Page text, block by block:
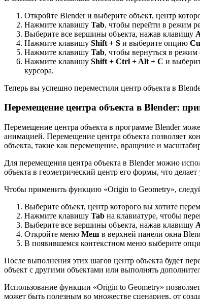
Откройте Blender и выберите объект, центр
Нажмите клавишу Tab, чтобы перейти в режим
Выберите все вершины объекта, нажав клавишу
Нажмите клавишу Shift + S и выберите опцию
Нажмите клавишу Tab, чтобы вернуться в режим
Нажмите клавишу Shift + Ctrl + Alt + C и
курсора.
Теперь вы успешно переместили центр объекта в
Перемещение центра объекта в Blender:
Перемещение центра объекта в программе Blender
анимацией. Перемещение центра объекта позволяет
объекта, такие как перемещение, вращение и
Для перемещения центра объекта в Blender можно
объекта в геометрический центр его формы, что
Чтобы применить функцию «Origin to Geometry»,
Выберите объект, центр которого вы хотите
Нажмите клавишу Tab на клавиатуре, чтобы
Выберите все вершины объекта, нажав клавишу
Откройте меню Меш в верхней панели окна
В появившемся контекстном меню выберите
После выполнения этих шагов центр объекта будет
объект с другими объектами или выполнять
Использование функции «Origin to Geometry»
может быть полезным во множестве сценариев, от